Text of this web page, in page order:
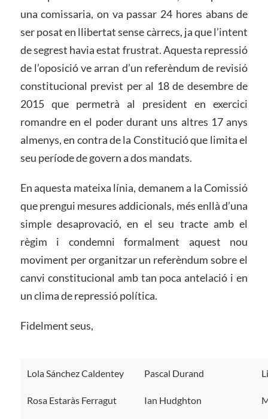
una comissaria, on va passar 24 hores abans de
ser posat en llibertat sense càrrecs, ja que l’intent
de segrest havia estat frustrat. Aquesta repressió
de l’oposició ve arran d’un referèndum de revisió
constitucional previst per al 18 de desembre de
2015 que permetrà al president en exercici
romandre en el poder durant uns altres 17 anys
almenys, en contra de la Constitució que limita el
seu període de govern a dos mandats.
En aquesta mateixa línia, demanem a la Comissió
que prengui mesures addicionals, més enllà d’una
simple desaprovació, en el seu tracte amb el
règim i condemni formalment aquest nou
moviment per organitzar un referèndum sobre el
canvi constitucional amb tan poca antelació i en
un clima de repressió política.
Fidelment seus,
Lola Sánchez Caldentey
Rosa Estaràs Ferragut
Pascal Durand
Ian Hudghton